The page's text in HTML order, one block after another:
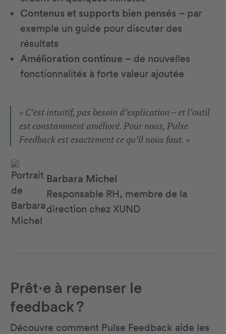
Contenus et supports bien pensés – par
exemple un guide pour discuter des
résultats
Amélioration continue – de nouvelles
fonctionnalités à forte valeur ajoutée
« C’est intuitif, pas besoin d’explication – et l’outil
est constamment amélioré. Pour nous, Pulse
Feedback est exactement ce qu’il nous faut. »
Barbara Michel
Responsable RH, membre de la
direction chez XUND
Prêt·e à repenser le
feedback ?
Découvre comment Pulse Feedback aide les